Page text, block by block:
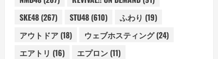
SKE48 (267) STU48 (610) ふわり (19)
アウトドア (18) ウェブホスティング(24)
エアトリ (16) エプロン (11)